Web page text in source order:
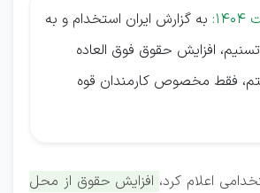
به گزارش ایران استخدام و به
افزایش حقوق فوق العاده
فقط مخصوص کارمندان قوه
اعلام کرد، افزایش حقوق از محل